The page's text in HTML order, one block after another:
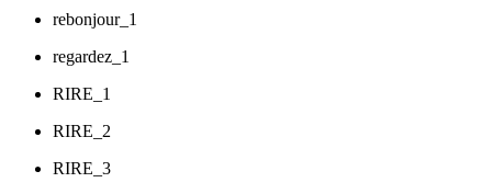
rebonjour_1
regardez_1
RIRE_1
RIRE_2
RIRE_3